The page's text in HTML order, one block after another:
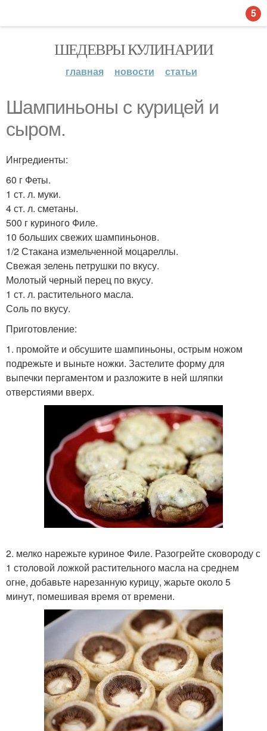
ШЕДЕВРЫ КУЛИНАРИИ
главная новости статьи
Шампиньоны с курицей и
сыром.
Ингредиенты:
60 г Феты.
1 ст. л. муки.
4 ст. л. сметаны.
500 г куриного Филе.
10 больших свежих шампиньонов.
1/2 Стакана измельченной моцареллы.
Свежая зелень петрушки по вкусу.
Молотый черный перец по вкусу.
1 ст. л. растительного масла.
Соль по вкусу.
Приготовление:
1. промойте и обсушите шампиньоны, острым ножом
подрежьте и выньте ножки. Застелите форму для
выпечки пергаментом и разложите в ней шляпки
отверстиями вверх.
2. мелко нарежьте куриное Филе. Разогрейте сковороду с
1 столовой ложкой растительного масла на среднем
огне, добавьте нарезанную курицу, жарьте около 5
минут, помешивая время от времени.
5